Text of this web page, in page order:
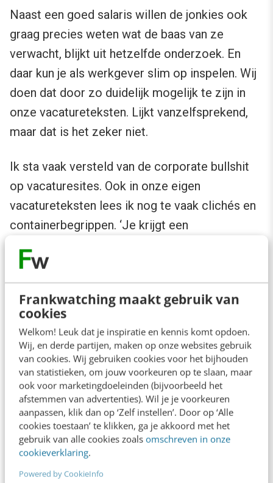
Frankwatching maakt gebruik van
cookies
Welkom! Leuk dat je inspiratie en kennis komt opdoen.
Wij, en derde partijen, maken op onze websites gebruik
van cookies. Wij gebruiken cookies voor het bijhouden
van statistieken, om jouw voorkeuren op te slaan, maar
ook voor marketingdoeleinden (bijvoorbeeld het
afstemmen van advertenties). Wil je je voorkeuren
aanpassen, klik dan op ‘Zelf instellen’. Door op ‘Alle
cookies toestaan’ te klikken, ga je akkoord met het
gebruik van alle cookies zoals omschreven in onze
cookieverklaring.
Powered by CookieInfo
Naast een goed salaris willen de jonkies ook
graag precies weten wat de baas van ze
verwacht, blijkt uit hetzelfde onderzoek. En
daar kun je als werkgever slim op inspelen. Wij
doen dat door zo duidelijk mogelijk te zijn in
onze vacatureteksten. Lijkt vanzelfsprekend,
maar dat is het zeker niet.
Ik sta vaak versteld van de corporate bullshit
op vacaturesites. Ook in onze eigen
vacatureteksten lees ik nog te vaak clichés en
containerbegrippen. ‘Je krijgt een
weet ik nog steeds niks. De nieuwe generatie
vraagt om transparantie. ‘Je krijgt € 11,25 bruto
per uur, met een toeslag van 150% na 22.00 uur.’
Aha! Helder.
Zuckerberg is de nieuwe popstar
Ondernemen is hot topic bij Generatie Z. Waar
millennials popsterren aanbaden, is Generatie Z
fan van Elon Musk en Mark Zuckerberg.
Amerikaans onderzoek
van de highschool-studenten ooit een eigen